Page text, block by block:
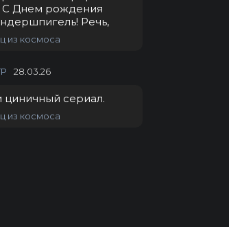
С Днем рождения
Речь,
из космоса
28.03.26
циничный сериал.
из космоса